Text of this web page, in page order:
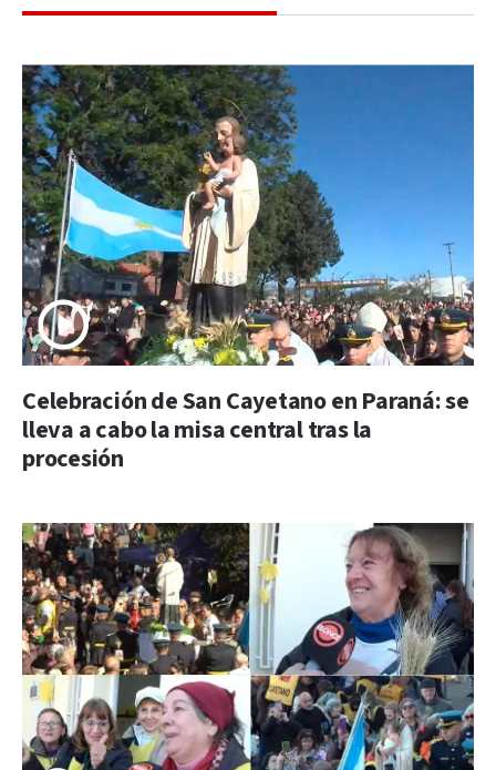
Celebración de San Cayetano en Paraná: se
lleva a cabo la misa central tras la
procesión